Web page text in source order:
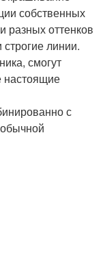
собственных
разных оттенков
линии.
смогут
настоящие
с